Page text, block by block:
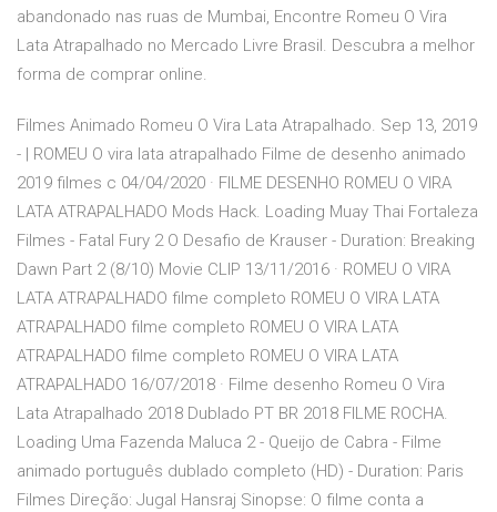
abandonado nas ruas de Mumbai, Encontre Romeu O Vira
Lata Atrapalhado no Mercado Livre Brasil. Descubra a melhor
forma de comprar online.
Filmes Animado Romeu O Vira Lata Atrapalhado. Sep 13, 2019
- | ROMEU O vira lata atrapalhado Filme de desenho animado
2019 filmes c 04/04/2020 · FILME DESENHO ROMEU O VIRA
LATA ATRAPALHADO Mods Hack. Loading Muay Thai Fortaleza
Filmes - Fatal Fury 2 O Desafio de Krauser - Duration: Breaking
Dawn Part 2 (8/10) Movie CLIP 13/11/2016 · ROMEU O VIRA
LATA ATRAPALHADO filme completo ROMEU O VIRA LATA
ATRAPALHADO filme completo ROMEU O VIRA LATA
ATRAPALHADO filme completo ROMEU O VIRA LATA
ATRAPALHADO 16/07/2018 · Filme desenho Romeu O Vira
Lata Atrapalhado 2018 Dublado PT BR 2018 FILME ROCHA.
Loading Uma Fazenda Maluca 2 - Queijo de Cabra - Filme
animado português dublado completo (HD) - Duration: Paris
Filmes Direção: Jugal Hansraj Sinopse: O filme conta a